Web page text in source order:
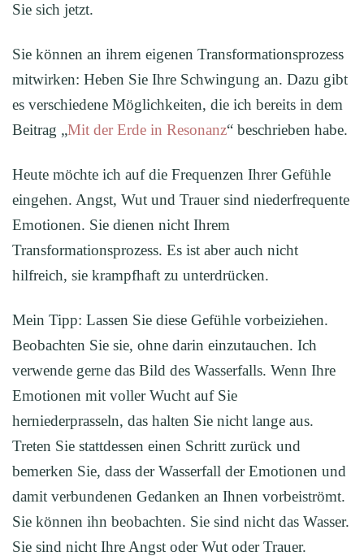
Sie sich jetzt.
Sie können an ihrem eigenen Transformationsprozess
mitwirken: Heben Sie Ihre Schwingung an. Dazu gibt
es verschiedene Möglichkeiten, die ich bereits in dem
Beitrag „Mit der Erde in Resonanz“ beschrieben habe.
Heute möchte ich auf die Frequenzen Ihrer Gefühle
eingehen. Angst, Wut und Trauer sind niederfrequente
Emotionen. Sie dienen nicht Ihrem
Transformationsprozess. Es ist aber auch nicht
hilfreich, sie krampfhaft zu unterdrücken.
Mein Tipp: Lassen Sie diese Gefühle vorbeiziehen.
Beobachten Sie sie, ohne darin einzutauchen. Ich
verwende gerne das Bild des Wasserfalls. Wenn Ihre
Emotionen mit voller Wucht auf Sie
herniederprasseln, das halten Sie nicht lange aus.
Treten Sie stattdessen einen Schritt zurück und
bemerken Sie, dass der Wasserfall der Emotionen und
damit verbundenen Gedanken an Ihnen vorbeiströmt.
Sie können ihn beobachten. Sie sind nicht das Wasser.
Sie sind nicht Ihre Angst oder Wut oder Trauer.